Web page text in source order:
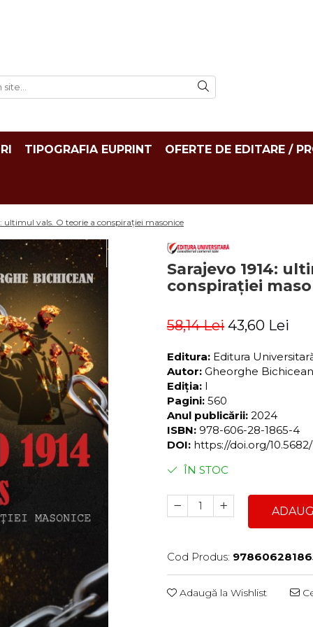
TIPOGRAFIA EUPRINT OFERTE DE EDITARE /
ultimul vals. O teorie a conspirației masonice
Sarajevo 1914:
conspirației
58,14 Lei 43,60 Lei
Editura: Editura
Autor: Gheorghe
Ediția: I
Pagini: 560
Anul publicării: 2024
ISBN: 978-606-28-1865-4
DOI: https://doi.org/
ÎN STOC
Cod Produs:
Adaugă la Wishlist